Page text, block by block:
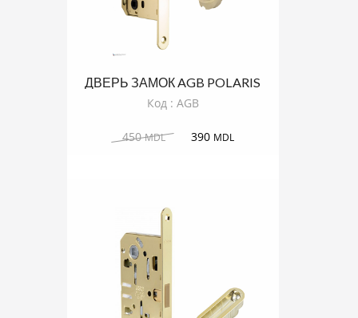
ДВЕРЬ ЗАМОК AGB POLARIS
ЗОЛОТО МАТОВОЕ
Код : AGB
450MDL 390 MDL